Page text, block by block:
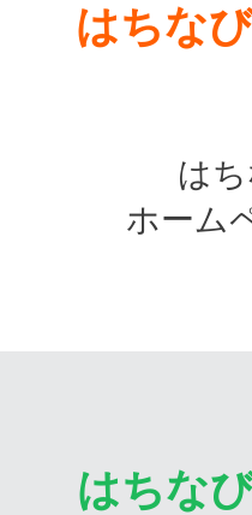
はちな
は
ホーム
はちな